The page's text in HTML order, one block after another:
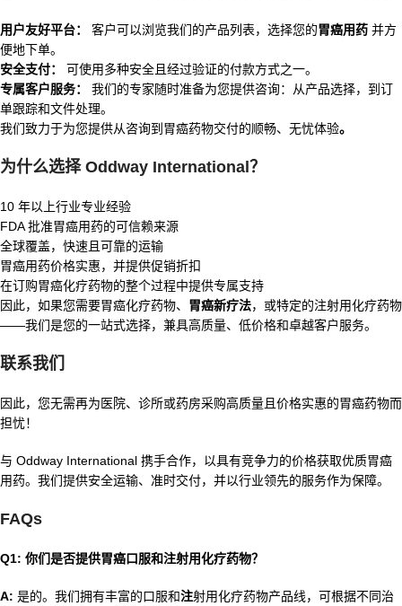
用户友好平台： 客户可以浏览我们的产品列表，选择您的胃癌用药 并方
便地下单。
安全支付： 可使用多种安全且经过验证的付款方式之一。
专属客户服务： 我们的专家随时准备为您提供咨询：从产品选择，到订
单跟踪和文件处理。
我们致力于为您提供从咨询到胃癌药物交付的顺畅、无忧体验。
为什么选择 Oddway International？
10 年以上行业专业经验
FDA 批准胃癌用药的可信赖来源
全球覆盖，快速且可靠的运输
胃癌用药价格实惠，并提供促销折扣
在订购胃癌化疗药物的整个过程中提供专属支持
因此，如果您需要胃癌化疗药物、 胃癌新疗法，或特定的注射用化疗药物
——我们是您的一站式选择，兼具高质量、低价格和卓越客户服务。
联系我们
因此，您无需再为医院、诊所或药房采购高质量且价格实惠的胃癌药物而
担忧！
与 Oddway International 携手合作，以具有竞争力的价格获取优质胃癌
用药。我们提供安全运输、准时交付，并以行业领先的服务作为保障。
FAQs
Q1: 你们是否提供胃癌口服和注射用化疗药物？
A: 是的。我们拥有丰富的口服和注射用化疗药物产品线，可根据不同治